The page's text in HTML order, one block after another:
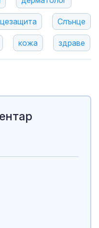
Слънце
кожа здраве